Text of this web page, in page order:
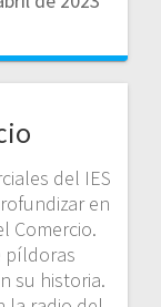
del IES
en
Comercio.
píldoras
su historia.